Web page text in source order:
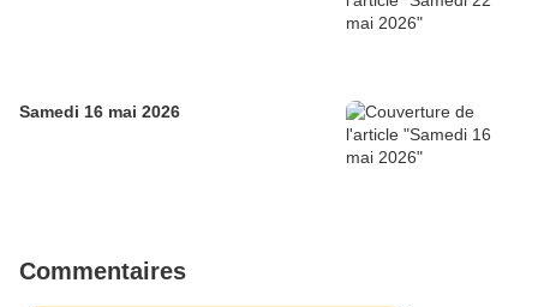
Samedi 16 mai 2026
Commentaires